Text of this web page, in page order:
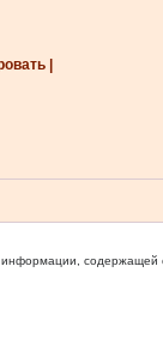
|
содержащей